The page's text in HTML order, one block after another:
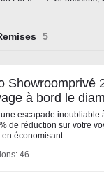
Showroomprivé
à bord le
escapade inoubliable
de réduction sur votre
économisant.
46